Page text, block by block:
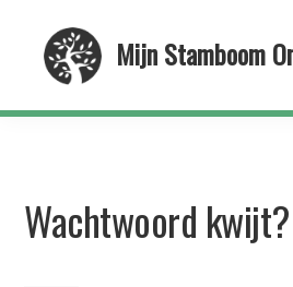
Mijn Stamboom
Wachtwoord kwijt?